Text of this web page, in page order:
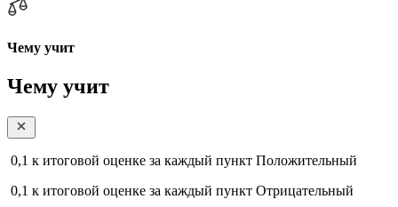
Чему учит
Чему учит
0,1 к итоговой оценке за каждый пункт Положительный
0,1 к итоговой оценке за каждый пункт Отрицательный